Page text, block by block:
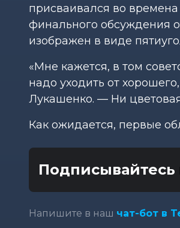
присваивался во
финального обсуждения
изображен в виде
«Мне кажется, в том
надо уходить от
Лукашенко. — Ни
Как ожидается, первые
Напишите в наш чат-бот в